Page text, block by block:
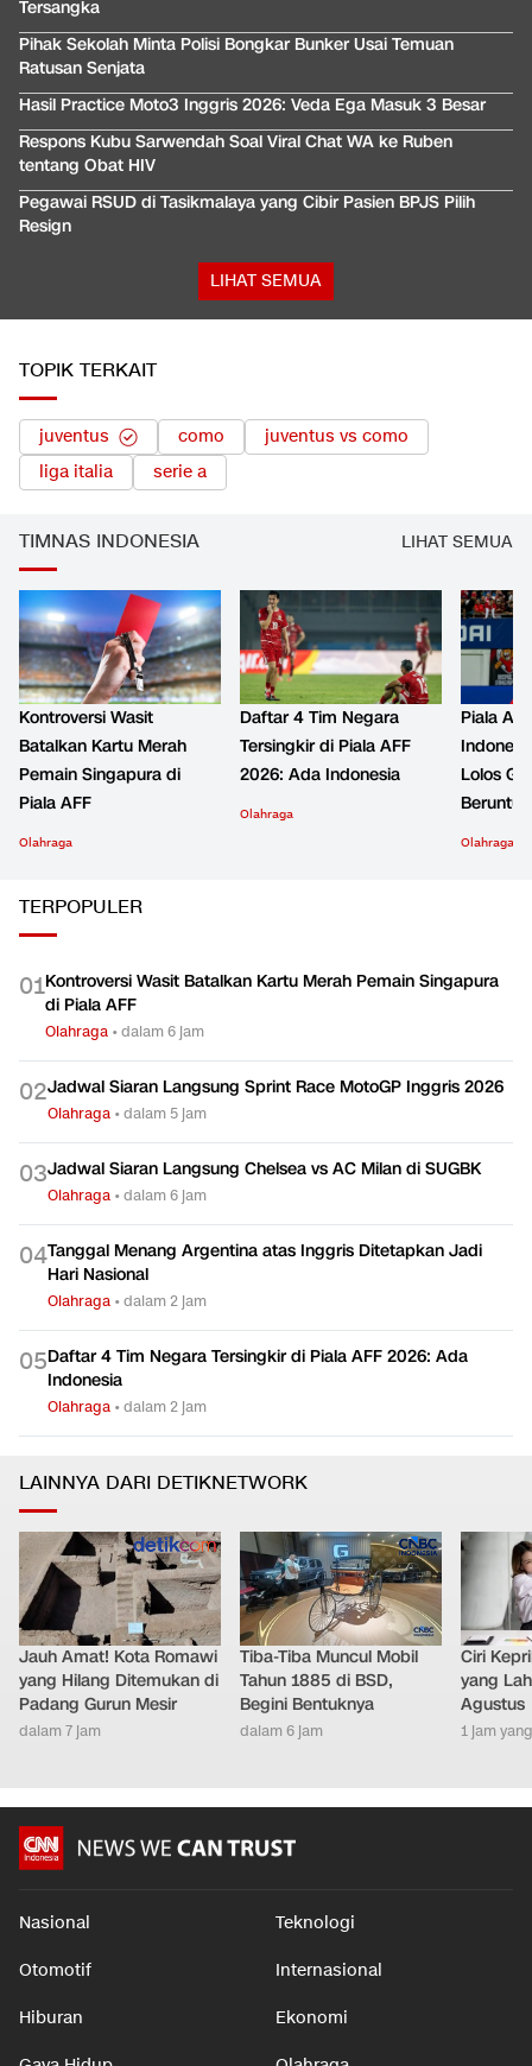
Tersangka
Pihak Sekolah Minta Polisi Bongkar Bunker Usai Temuan
Ratusan Senjata
Hasil Practice Moto3 Inggris 2026: Veda Ega Masuk 3 Besar
Respons Kubu Sarwendah Soal Viral Chat WA ke Ruben
tentang Obat HIV
Pegawai RSUD di Tasikmalaya yang Cibir Pasien BPJS Pilih
Resign
LIHAT SEMUA
TOPIK TERKAIT
juventus como
juventus vs como
liga italia
serie a
TIMNAS INDONESIA LIHAT SEMUA
Kontroversi Wasit
Batalkan Kartu Merah
Pemain Singapura di
Piala AFF
Olahraga
Daftar 4 Tim Negara
Tersingkir di Piala AFF
2026: Ada Indonesia
Olahraga
Piala
Lolos
Beruntun
Olahraga
TERPOPULER
01Kontroversi Wasit Batalkan Kartu Merah Pemain Singapura
di Piala AFF
Olahraga •dalam 6 jam
02Jadwal Siaran Langsung Sprint Race MotoGP Inggris 2026
Olahraga •dalam 5 jam
03Jadwal Siaran Langsung Chelsea vs AC Milan di SUGBK
Olahraga •dalam 6 jam
04Tanggal Menang Argentina atas Inggris Ditetapkan Jadi
Hari Nasional
Olahraga •dalam 2 jam
05Daftar 4 Tim Negara Tersingkir di Piala AFF 2026: Ada
Indonesia
Olahraga •dalam 2 jam
LAINNYA DARI DETIKNETWORK
Jauh Amat! Kota Romawi
yang Hilang Ditemukan di
Padang Gurun Mesir
dalam 7 jam
Tiba-Tiba Muncul Mobil
Tahun 1885 di BSD,
Begini Bentuknya
dalam 6 jam
Ciri
yang
Agustus
1 jam
Nasional Teknologi
Otomotif Internasional
Hiburan Ekonomi